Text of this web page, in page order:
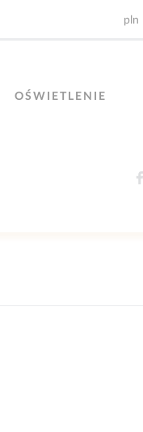
pln
OŚWIETLENIE